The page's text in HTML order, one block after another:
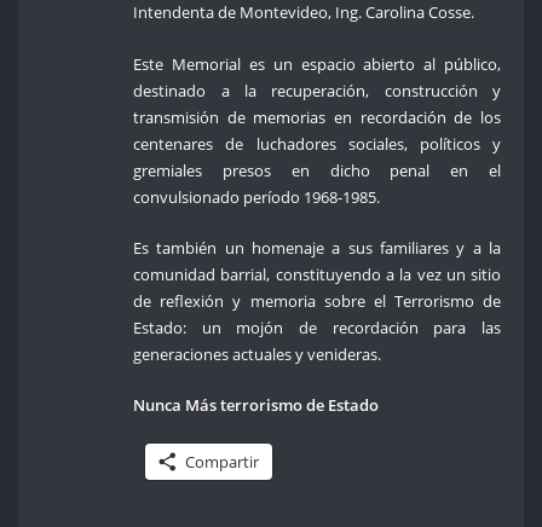
Intendenta de Montevideo, Ing. Carolina Cosse.
Este Memorial es un espacio abierto al público,
destinado a la recuperación, construcción y
transmisión de memorias en recordación de los
centenares de luchadores sociales, políticos y
gremiales presos en dicho penal en el
convulsionado período 1968-1985.
Es también un homenaje a sus familiares y a la
comunidad barrial, constituyendo a la vez un sitio
de reflexión y memoria sobre el Terrorismo de
Estado: un mojón de recordación para las
generaciones actuales y venideras.
Nunca Más terrorismo de Estado
Compartir